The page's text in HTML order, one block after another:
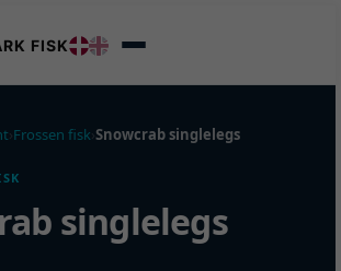
FISK
Frossen fisk Snowcrab singlelegs
singlelegs